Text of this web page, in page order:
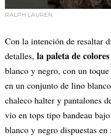
RALPH LAUREN
Con la intención de resaltar
detalles, la paleta de
blanco y negro, con un
en un conjunto de lino
chaleco halter y pantalones
vio en tops tipo bandeau
blanco y negro dispuestas